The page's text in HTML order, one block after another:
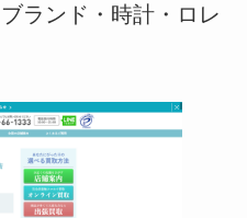
ランド・時計・ロレ